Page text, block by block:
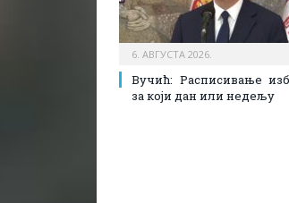
6. АВГУСТА 2026.
Вучић: Расписивање
за који дан или недељу